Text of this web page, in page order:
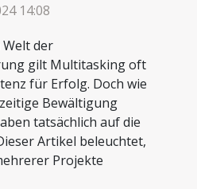
14:08
Welt der
gilt Multitasking oft
für Erfolg. Doch wie
Bewältigung
tatsächlich auf die
Artikel beleuchtet,
Projekte